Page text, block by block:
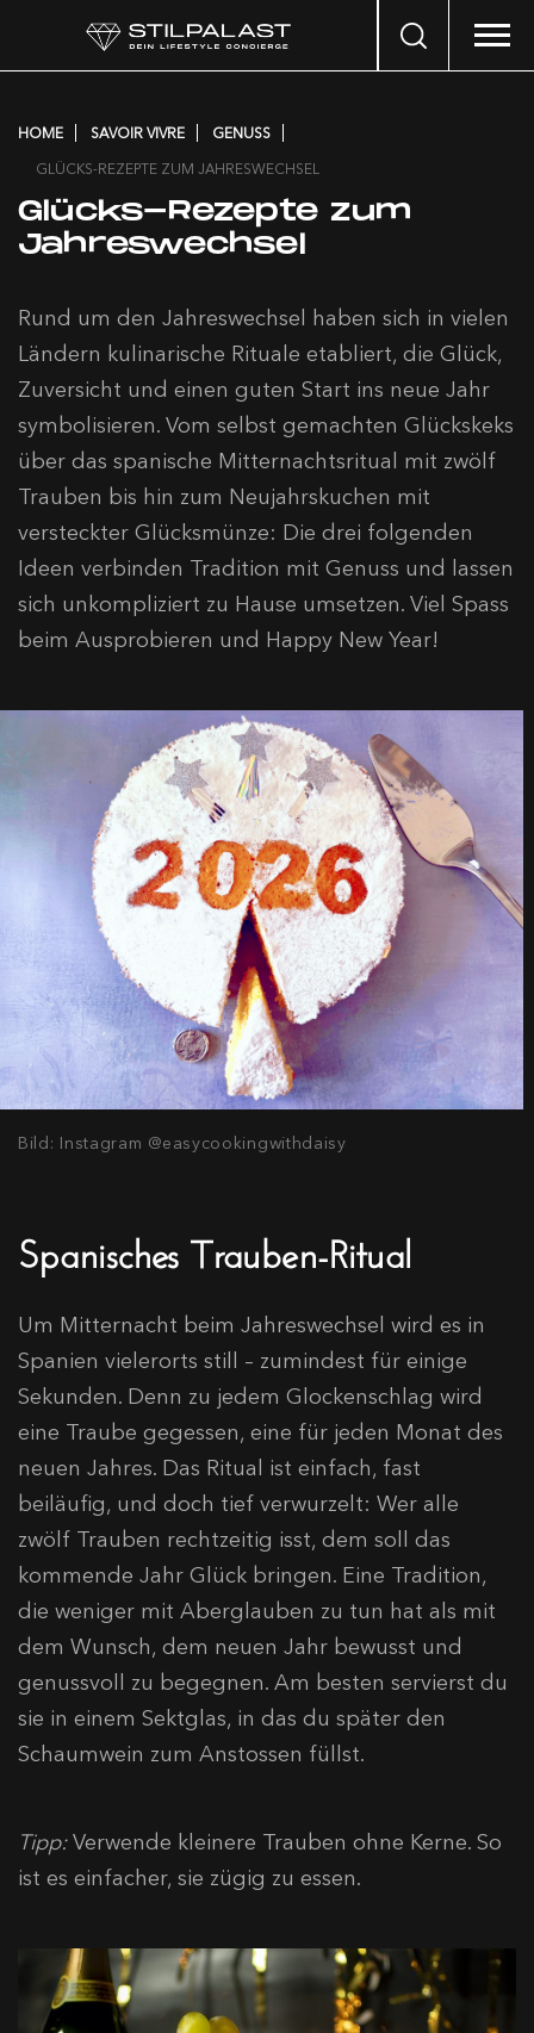
Search
HOME SAVOIR VIVRE
GENUSS
GLÜCKS-REZEPTE ZUM JAHRESWECHSEL
Glücks-Rezepte zum
Jahreswechsel
Rund um den Jahreswechsel haben sich in vielen
Ländern kulinarische Rituale etabliert, die Glück,
Zuversicht und einen guten Start ins neue Jahr
symbolisieren. Vom selbst gemachten Glückskeks
über das spanische Mitternachtsritual mit zwölf
Trauben bis hin zum Neujahrskuchen mit
versteckter Glücksmünze: Die drei folgenden
Ideen verbinden Tradition mit Genuss und lassen
sich unkompliziert zu Hause umsetzen. Viel Spass
beim Ausprobieren und Happy New Year!
Bild: Instagram @easycookingwithdaisy
Spanisches Trauben-Ritual
Um Mitternacht beim Jahreswechsel wird es in
Spanien vielerorts still – zumindest für einige
Sekunden. Denn zu jedem Glockenschlag wird
eine Traube gegessen, eine für jeden Monat des
neuen Jahres. Das Ritual ist einfach, fast
beiläufig, und doch tief verwurzelt: Wer alle
zwölf Trauben rechtzeitig isst, dem soll das
kommende Jahr Glück bringen. Eine Tradition,
die weniger mit Aberglauben zu tun hat als mit
dem Wunsch, dem neuen Jahr bewusst und
genussvoll zu begegnen. Am besten servierst du
sie in einem Sektglas, in das du später den
Schaumwein zum Anstossen füllst.
Tipp:Verwende kleinere Trauben ohne Kerne. So
ist es einfacher, sie zügig zu essen.